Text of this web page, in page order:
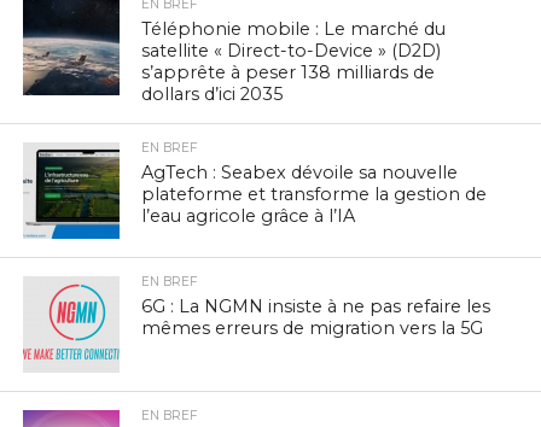
EN BREF
Téléphonie mobile : Le marché du
satellite « Direct-to-Device » (D2D)
s’apprête à peser 138 milliards de
dollars d’ici 2035
EN BREF
AgTech : Seabex dévoile sa nouvelle
plateforme et transforme la gestion de
l’eau agricole grâce à l’IA
EN BREF
6G : La NGMN insiste à ne pas refaire les
mêmes erreurs de migration vers la 5G
EN BREF